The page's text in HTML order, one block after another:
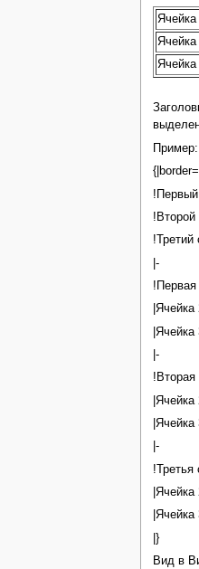
Ячейка
Ячейка
Ячейка
Пример:
!Второй
!Третий
|-
!Первая
|Ячейка
|Ячейка
|-
!Вторая
|Ячейка
|Ячейка
|-
!Третья
|Ячейка
|Ячейка
|}
Вид в